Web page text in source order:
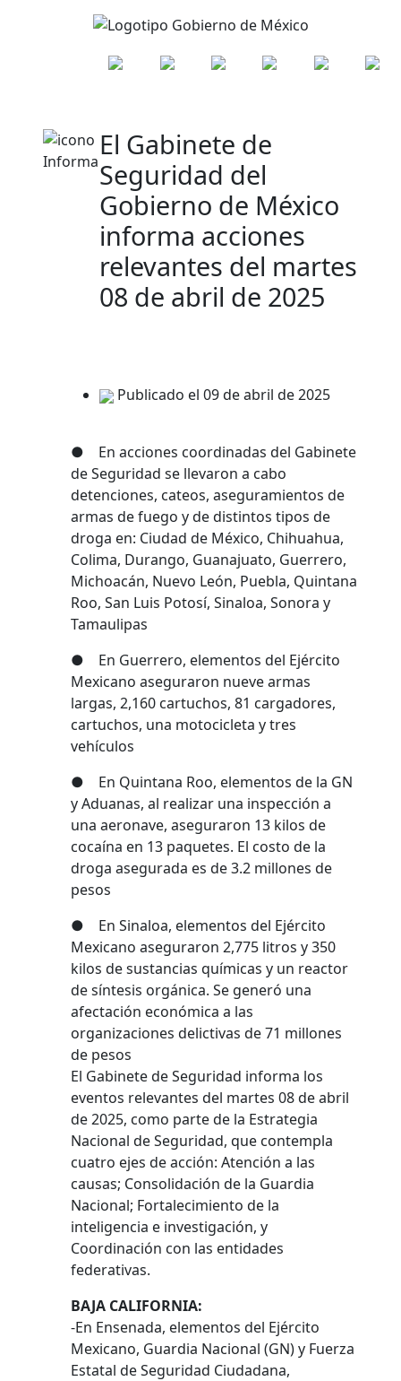
El Gabinete de
Seguridad del
Gobierno de México
informa acciones
relevantes del martes
08 de abril de 2025
Publicado el 09 de abril de 2025
● En acciones coordinadas del Gabinete
de Seguridad se llevaron a cabo
detenciones, cateos, aseguramientos de
armas de fuego y de distintos tipos de
droga en: Ciudad de México, Chihuahua,
Colima, Durango, Guanajuato, Guerrero,
Michoacán, Nuevo León, Puebla, Quintana
Roo, San Luis Potosí, Sinaloa, Sonora y
Tamaulipas
● En Guerrero, elementos del Ejército
Mexicano aseguraron nueve armas
largas, 2,160 cartuchos, 81 cargadores,
cartuchos, una motocicleta y tres
vehículos
● En Quintana Roo, elementos de la GN
y Aduanas, al realizar una inspección a
una aeronave, aseguraron 13 kilos de
cocaína en 13 paquetes. El costo de la
droga asegurada es de 3.2 millones de
pesos
● En Sinaloa, elementos del Ejército
Mexicano aseguraron 2,775 litros y 350
kilos de sustancias químicas y un reactor
de síntesis orgánica. Se generó una
afectación económica a las
organizaciones delictivas de 71 millones
de pesos
El Gabinete de Seguridad informa los
eventos relevantes del martes 08 de abril
de 2025, como parte de la Estrategia
Nacional de Seguridad, que contempla
cuatro ejes de acción: Atención a las
causas; Consolidación de la Guardia
Nacional; Fortalecimiento de la
inteligencia e investigación, y
Coordinación con las entidades
federativas.
BAJA CALIFORNIA:
-En Ensenada, elementos del Ejército
Mexicano, Guardia Nacional (GN) y Fuerza
Estatal de Seguridad Ciudadana,